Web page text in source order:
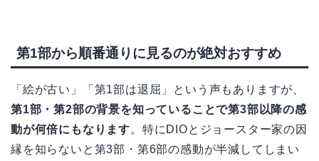
第1部から順番通りに見るのが絶対おすすめ
「絵が古い」「第1部は退屈」という声もありますが、
第1部・第2部の背景を知っていることで第3部以降の感
動が何倍にもなります。特にDIOとジョースター家の因
縁を知らないと第3部・第6部の感動が半減してしまい